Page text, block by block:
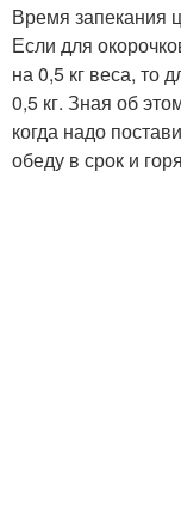
Время запекания
Если для
на 0,5 кг веса, то
0,5 кг. Зная об
когда надо
обеду в срок и